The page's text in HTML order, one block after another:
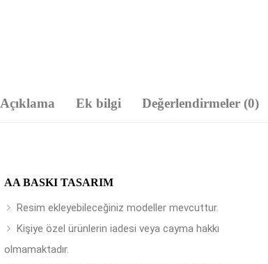
Açıklama Ek bilgi Değerlendirmeler (0)
AA BASKI TASARIM
Resim ekleyebileceğiniz modeller mevcuttur.
Kişiye özel ürünlerin iadesi veya cayma hakkı
olmamaktadır.